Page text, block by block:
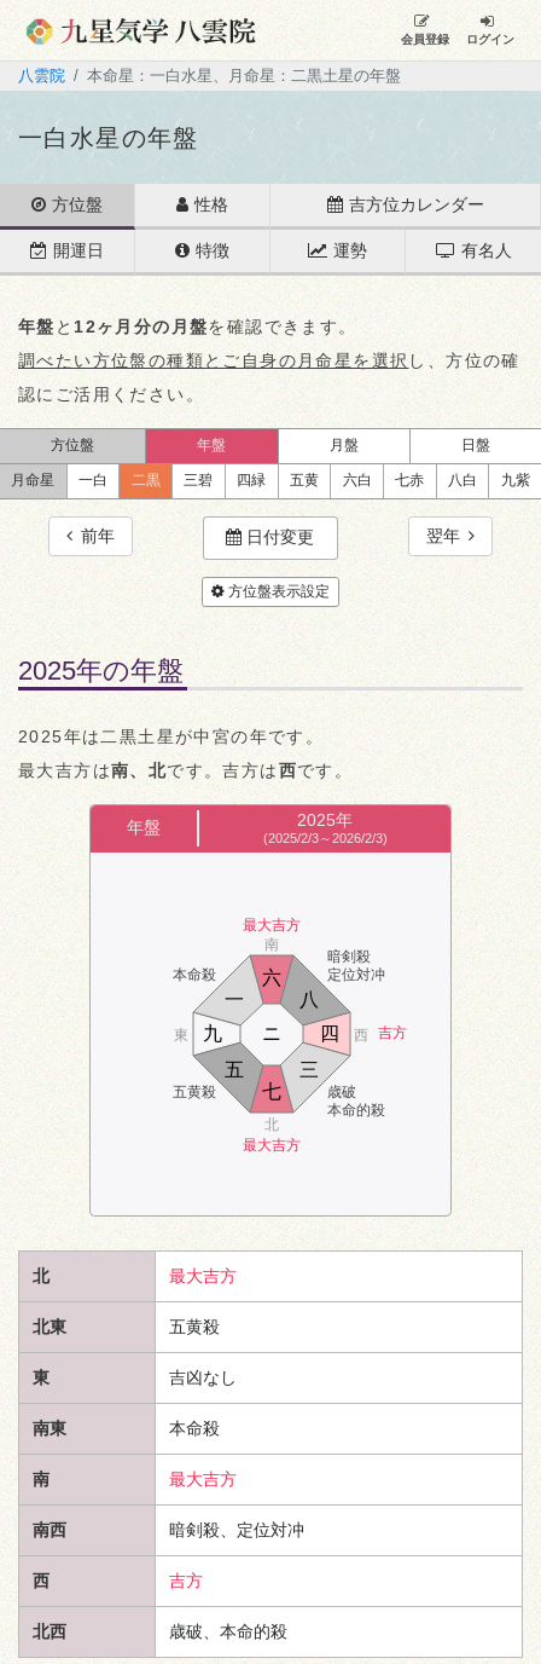
会員登録 ログイン
八雲院 本命星：一白水星、月命星：二黒土星の年盤
一白水星の年盤
方位盤 性格 吉方位カレンダー
開運日 特徴 運勢 有名人
年盤 と 12ヶ月分の月盤を確認できます。
調べたい方位盤の種類とご自身の月命星を選択 し、方位の確
認にご活用ください。
方位盤 年盤 月盤 日盤
月命星 一白 二黒 三碧 四緑 五黄 六白 七赤 八白 九紫
前年 日付変更 翌年
方位盤表示設定
2025年の年盤
2025年は二黒土星が中宮の年です。
最大吉方は南、北です。吉方は西です。
年盤 2025年
(2025/2/3～2026/2/3)
本命殺
最大吉方
暗剣殺
定位対冲
吉方
五黄殺
最大吉方
歳破
本命的殺
南
北
東 西
七
八
九
一
ニ
三
四
五
六
北 最大吉方
北東 五黄殺
東 吉凶なし
南東 本命殺
南 最大吉方
南西 暗剣殺、定位対冲
西 吉方
北西 歳破、本命的殺